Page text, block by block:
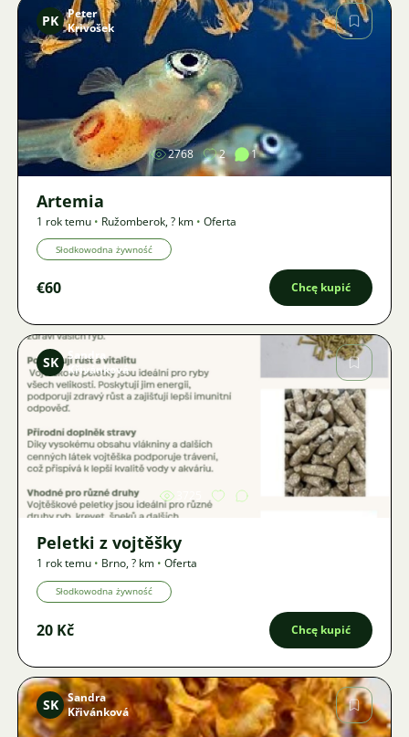
Zdjęcie
PK Peter
Krivošek
2768 2 1
Artemia
1 rok temu • Ružomberok,? km • Oferta
Słodkowodna żywność
€60 Chcę kupić
Zdjęcie
SK
Sandra
Křivánková
Peletki z vojtěšky
1 rok temu • Brno,? km • Oferta
Słodkowodna żywność
20 Kč Chcę kupić
SK
Sandra
Křivánková